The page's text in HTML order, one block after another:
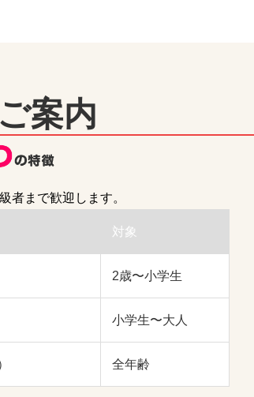
案内
者まで歓迎します。
対象
2歳〜小学生
小学生〜大人
全年齢